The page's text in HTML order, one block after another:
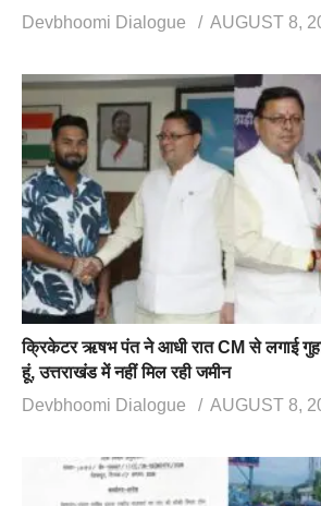
Devbhoomi Dialogue
AUGUST 8,
क्रिकेटर ऋषभ पंत ने आधी रात CM से लगाई
हूं, उत्तराखंड में नहीं मिल रही जमीन
Devbhoomi Dialogue
AUGUST 8,